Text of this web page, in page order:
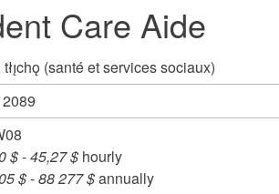
Care Aide
(santé et services sociaux)
$-45,27 $hourly
$-88 277 $annually